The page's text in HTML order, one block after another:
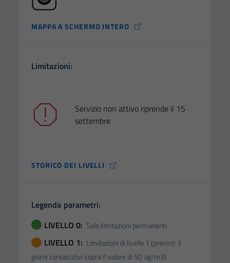
MAPPA A SCHERMO INTERO
Limitazioni:
Servizio non attivo riprende il 15
settembre
STORICO DEI LIVELLI
Legenda parametri:
LIVELLO 0: Solo limitazioni permanenti
LIVELLO 1: Limitazioni di livello 1 (previsti 3
giorni consecutivi sopra il valore di 50 ug/m3)